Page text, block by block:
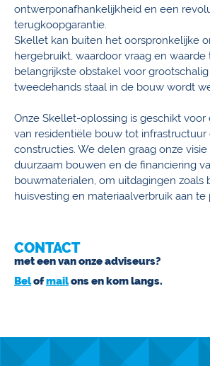
ontwerponafhankelijkheid en een
terugkoopgarantie.
Skellet kan buiten het oorspronkelijke
hergebruikt, waardoor vraag en
belangrijkste obstakel voor
tweedehands staal in de bouw wordt
Onze Skellet-oplossing is geschikt voor
van residentiële bouw tot infrastructuur
constructies. We delen graag onze visie
duurzaam bouwen en de financiering
bouwmaterialen, om uitdagingen zoals
huisvesting en materiaalverbruik aan te
CONTACT
met een van onze adviseurs?
Belofmailons en kom langs.